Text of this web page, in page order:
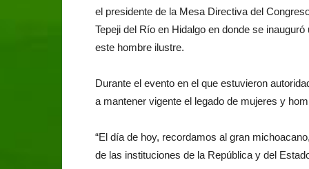
el presidente de la Mesa Directiva del
Tepeji del Río en Hidalgo en donde se
este hombre ilustre.
Durante el evento en el que estuvieron
a mantener vigente el legado de mujeres y
“El día de hoy, recordamos al gran
de las instituciones de la República y del